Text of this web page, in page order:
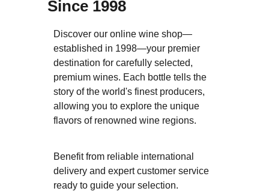
Since 1998
Discover our online wine shop—
established in 1998—your premier
destination for carefully selected,
premium wines. Each bottle tells the
story of the world's finest producers,
allowing you to explore the unique
flavors of renowned wine regions.
Benefit from reliable international
delivery and expert customer service
ready to guide your selection.